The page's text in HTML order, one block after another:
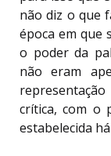
não diz o que
época em que
o poder da
não eram
crítica, com o
estabelecida